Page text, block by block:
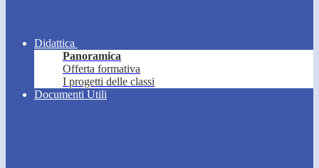
Didattica
Panoramica
Offerta formativa
I progetti delle classi
Documenti Utili